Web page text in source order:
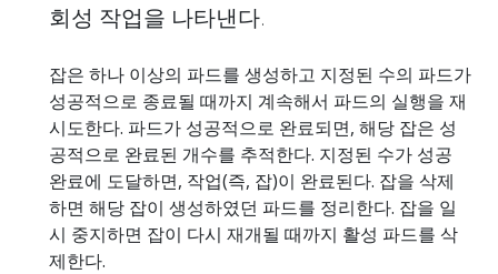
회성 작업을 나타낸다.
잡은 하나 이상의 파드를 생성하고 지정된 수의 파드가
성공적으로 종료될 때까지 계속해서 파드의 실행을 재
시도한다. 파드가 성공적으로 완료되면, 해당 잡은 성
공적으로 완료된 개수를 추적한다. 지정된 수가 성공
완료에 도달하면, 작업(즉, 잡)이 완료된다. 잡을 삭제
하면 해당 잡이 생성하였던 파드를 정리한다. 잡을 일
시 중지하면 잡이 다시 재개될 때까지 활성 파드를 삭
제한다.